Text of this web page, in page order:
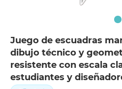
Juego de escuadras
dibujo técnico y
resistente con escala
estudiantes y